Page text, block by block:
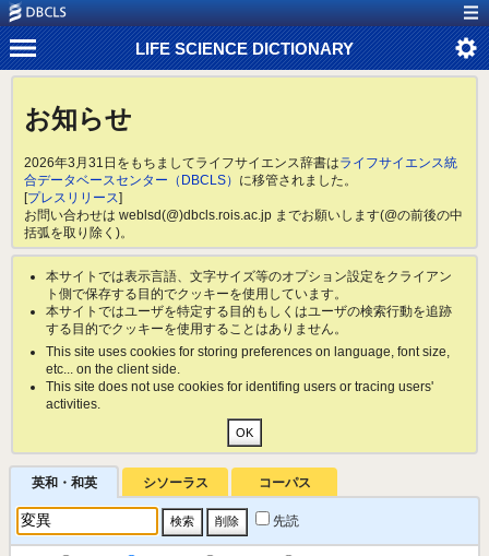
LIFE SCIENCE DICTIONARY
お知らせ
2026年3月31日をもちましてライフサイエンス辞書はライフサイエンス統
合データベースセンター（DBCLS） に移管されました。
[プレスリリース]
お問い合わせは weblsd(@)dbcls.rois.ac.jp までお願いします(@の前後の中
括弧を取り除く)。
本サイトでは表示言語、文字サイズ等のオプション設定をクライアン
ト側で保存する目的でクッキーを使用しています。
本サイトではユーザを特定する目的もしくはユーザの検索行動を追跡
する目的でクッキーを使用することはありません。
This site uses cookies for storing preferences on language, font size,
etc... on the client side.
This site does not use cookies for identifing users or tracing users'
activities.
英和・和英 シソーラス コーパス
先読